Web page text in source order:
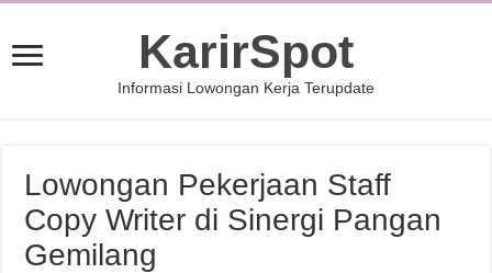
KarirSpot
Informasi Lowongan Kerja Terupdate
Lowongan Pekerjaan Staff
Copy Writer di Sinergi Pangan
Gemilang